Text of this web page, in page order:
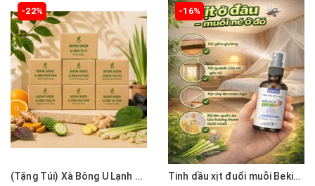
-22%
(Tặng Túi) Xà Bông Ủ Lạnh Tinh Dầu Thiên Nhiên BEFINE GREEN 100g (Sả Chanh, Than Tre, Cam Nghệ...)
-16%
Tinh dầu xịt đuổi muỗi Bekids 50ml- Lưu hương bền lâu tới 6h